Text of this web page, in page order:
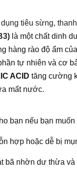
dụng tiêu sừng,
là một chất dinh
hàng rào độ ẩm
tự nhiên và cơ
ACID tăng cường
mất nước.
bạn nếu bạn
hợp hoặc dễ bị
bã nhờn dư thừa